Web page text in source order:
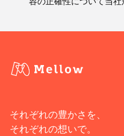
それぞれの豊かさを、
それぞれの想いで。